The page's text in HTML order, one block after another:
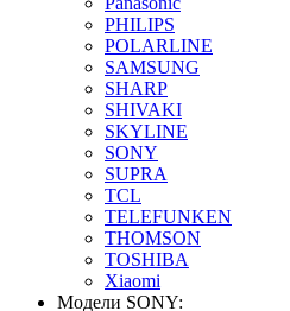
PHILIPS
POLARLINE
SAMSUNG
SHARP
SHIVAKI
SKYLINE
SONY
SUPRA
TCL
TELEFUNKEN
THOMSON
TOSHIBA
Xiaomi
Модели SONY: